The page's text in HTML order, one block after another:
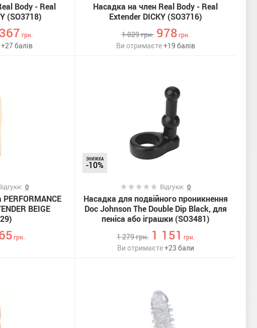
Body - Real
(SO3718)
грн.
+27балів
Насадка на член Real Body - Real
Extender DICKY (SO3716)
1 029грн. 978грн.
Ви отримаєте+19 балів
0
BEIGE
грн.
ЗНИЖКА
-10%
Відгуки:0
Насадка для подвійного проникнення
Doc Johnson The Double Dip Black, для
пеніса або іграшки (SO3481)
1 279грн. 1 151 грн.
Ви отримаєте+23 бали